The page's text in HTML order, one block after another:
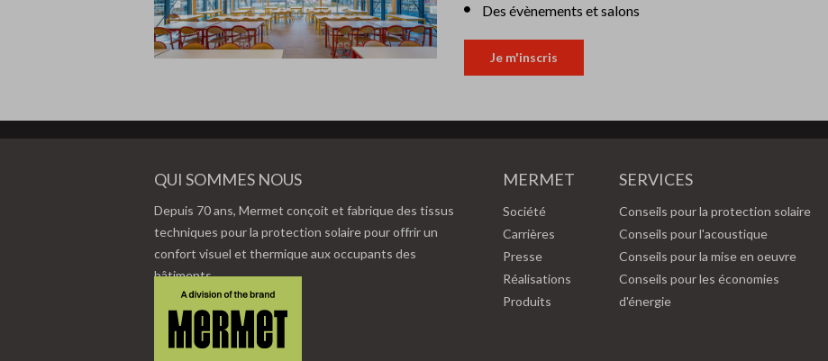
Des évènements et salons
Je m'inscris
QUI SOMMES NOUS
Depuis 70 ans, Mermet conçoit et fabrique des tissus
techniques pour la protection solaire pour offrir un
confort visuel et thermique aux occupants des
bâtiments.
MERMET
Société
Carrières
Presse
Réalisations
Produits
SERVICES
Conseils pour la protection solaire
Conseils pour l'acoustique
Conseils pour la mise en oeuvre
Conseils pour les économies
d'énergie